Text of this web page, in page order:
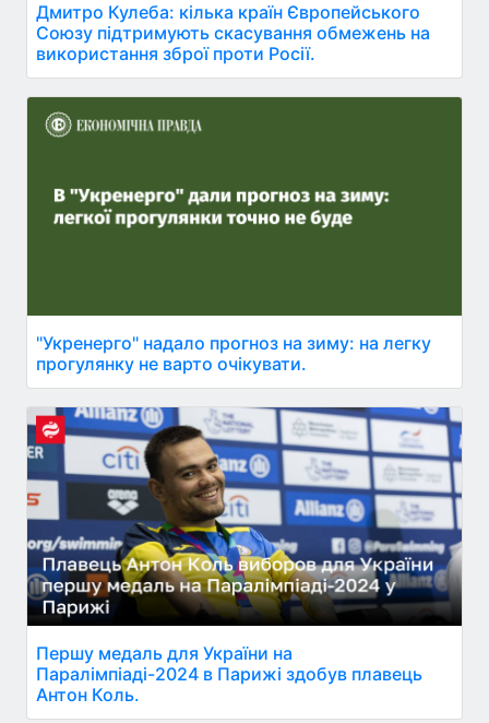
Дмитро Кулеба: кілька країн Європейського
Союзу підтримують скасування обмежень на
використання зброї проти Росії.
"Укренерго" надало прогноз на зиму: на легку
прогулянку не варто очікувати.
Першу медаль для України на
Паралімпіаді-2024 в Парижі здобув плавець
Антон Коль.